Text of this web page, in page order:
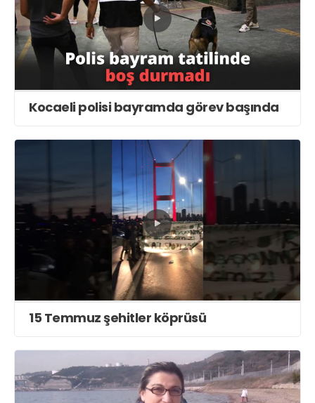
Kocaeli polisi bayramda görev başında
15 Temmuz şehitler köprüsü